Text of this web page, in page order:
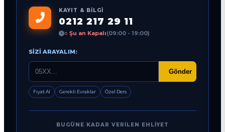
KAYIT & BILGI
0212 217 29 11
○ Şu an Kapalı(09:00 - 19:00)
SIZI ARAYALIM:
Gönder
Fiyat Al Gerekli Evraklar Özel Ders
BUGÜNE KADAR VERILEN EHLIYET